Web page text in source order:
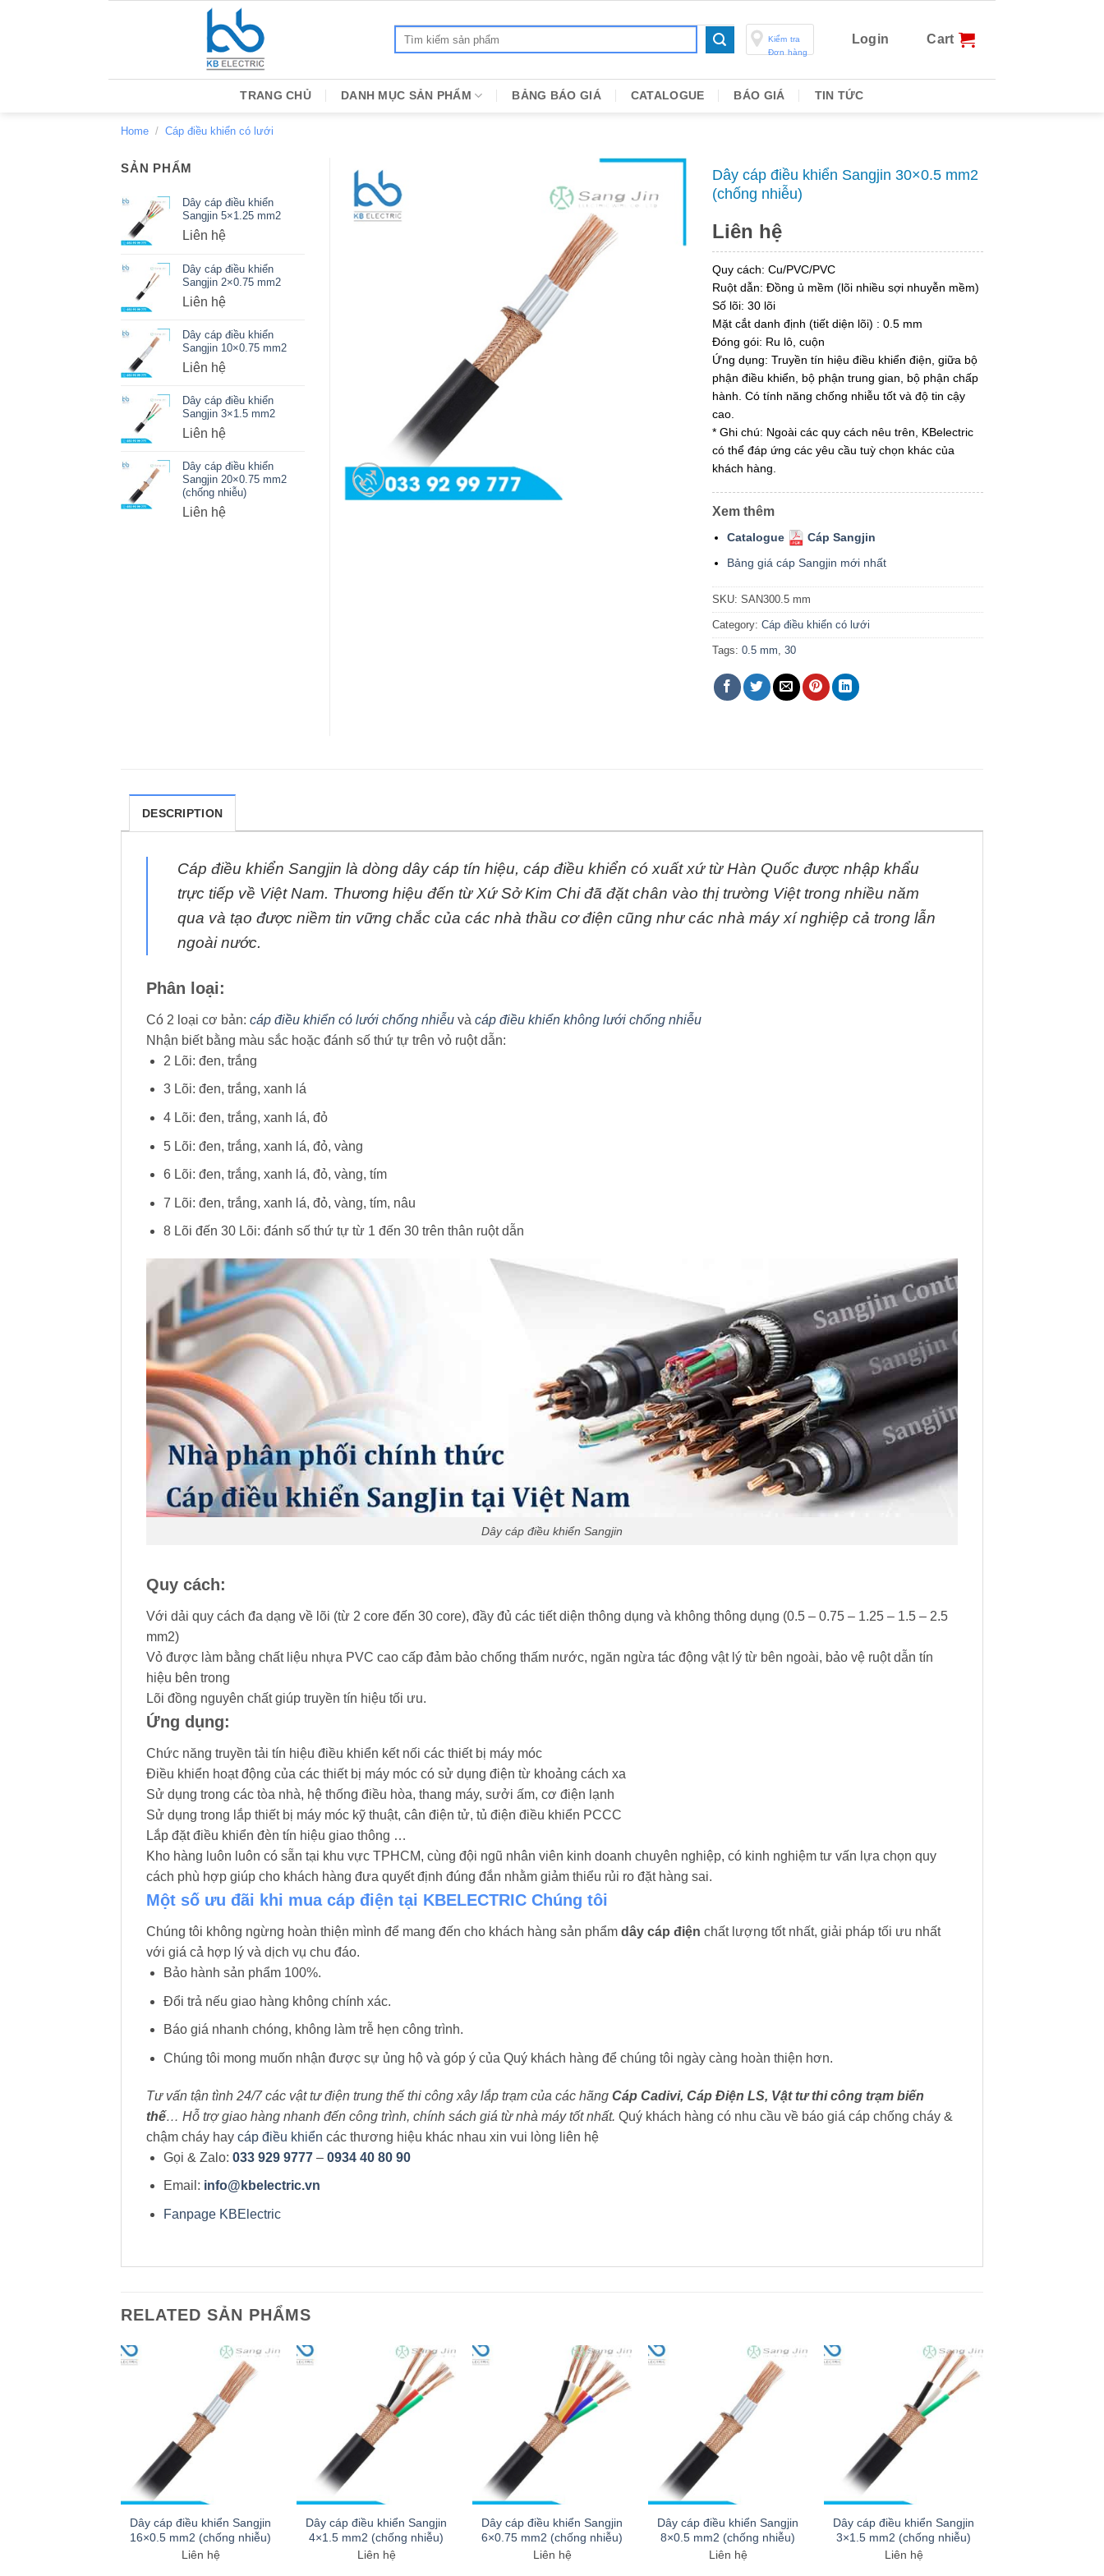
Kiểm tra
Đơn hàng
Login Cart
TRANG CHỦ DANH MỤC SẢN PHẨM BẢNG BÁO GIÁ CATALOGUE BÁO GIÁ TIN TỨC
Home / Cáp điều khiển có lưới
Dây cáp điều khiển Sangjin 30×0.5 mm2
(chống nhiễu)
Liên hệ
Quy cách: Cu/PVC/PVC
Ruột dẫn: Đồng ủ mềm (lõi nhiều sợi nhuyễn mềm)
Số lõi: 30 lõi
Mặt cắt danh định (tiết diện lõi) : 0.5 mm
Đóng gói: Ru lô, cuộn
Ứng dụng: Truyền tín hiệu điều khiển điện, giữa bộ
phận điều khiển, bộ phận trung gian, bộ phận chấp
hành. Có tính năng chống nhiễu tốt và độ tin cậy
cao.
* Ghi chú: Ngoài các quy cách nêu trên, KBelectric
có thể đáp ứng các yêu cầu tuỳ chọn khác của
khách hàng.
Xem thêm
Catalogue
Cáp Sangjin
Bảng giá cáp Sangjin mới nhất
SKU: SAN300.5 mm
Category: Cáp điều khiển có lưới
Tags: 0.5 mm 30
SẢN PHẨM
Dây cáp điều khiển
Sangjin 5×1.25 mm2
Liên hệ
Dây cáp điều khiển
Sangjin 2×0.75 mm2
Liên hệ
Dây cáp điều khiển
Sangjin 10×0.75 mm2
Liên hệ
Dây cáp điều khiển
Sangjin 3×1.5 mm2
Liên hệ
Dây cáp điều khiển
Sangjin 20×0.75 mm2
(chống nhiễu)
Liên hệ
DESCRIPTION
Cáp điều khiển Sangjin là dòng dây cáp tín hiệu, cáp điều khiển có xuất xứ từ Hàn Quốc được nhập khẩu
trực tiếp về Việt Nam. Thương hiệu đến từ Xứ Sở Kim Chi đã đặt chân vào thị trường Việt trong nhiều năm
qua và tạo được niềm tin vững chắc của các nhà thầu cơ điện cũng như các nhà máy xí nghiệp cả trong lẫn
ngoài nước.
Phân loại:
Có 2 loại cơ bản: cáp điều khiển có lưới chống nhiễu và cáp điều khiển không lưới chống nhiễu
Nhận biết bằng màu sắc hoặc đánh số thứ tự trên vỏ ruột dẫn:
2 Lõi: đen, trắng
3 Lõi: đen, trắng, xanh lá
4 Lõi: đen, trắng, xanh lá, đỏ
5 Lõi: đen, trắng, xanh lá, đỏ, vàng
6 Lõi: đen, trắng, xanh lá, đỏ, vàng, tím
7 Lõi: đen, trắng, xanh lá, đỏ, vàng, tím, nâu
8 Lõi đến 30 Lõi: đánh số thứ tự từ 1 đến 30 trên thân ruột dẫn
Dây cáp điều khiển Sangjin
Quy cách:
Với dải quy cách đa dạng về lõi (từ 2 core đến 30 core), đầy đủ các tiết diện thông dụng và không thông dụng (0.5 – 0.75 – 1.25 – 1.5 – 2.5
mm2)
Vỏ được làm bằng chất liệu nhựa PVC cao cấp đảm bảo chống thấm nước, ngăn ngừa tác động vật lý từ bên ngoài, bảo vệ ruột dẫn tín
hiệu bên trong
Lõi đồng nguyên chất giúp truyền tín hiệu tối ưu.
Ứng dụng:
Chức năng truyền tải tín hiệu điều khiển kết nối các thiết bị máy móc
Điều khiển hoạt động của các thiết bị máy móc có sử dụng điện từ khoảng cách xa
Sử dụng trong các tòa nhà, hệ thống điều hòa, thang máy, sưởi ấm, cơ điện lạnh
Sử dụng trong lắp thiết bị máy móc kỹ thuật, cân điện tử, tủ điện điều khiển PCCC
Lắp đặt điều khiển đèn tín hiệu giao thông …
Kho hàng luôn luôn có sẵn tại khu vực TPHCM, cùng đội ngũ nhân viên kinh doanh chuyên nghiệp, có kinh nghiệm tư vấn lựa chọn quy
cách phù hợp giúp cho khách hàng đưa quyết định đúng đắn nhằm giảm thiểu rủi ro đặt hàng sai.
Một số ưu đãi khi mua cáp điện tại KBELECTRIC Chúng tôi
Chúng tôi không ngừng hoàn thiện mình để mang đến cho khách hàng sản phẩm dây cáp điện chất lượng tốt nhất, giải pháp tối ưu nhất
với giá cả hợp lý và dịch vụ chu đáo.
Bảo hành sản phẩm 100%.
Đổi trả nếu giao hàng không chính xác.
Báo giá nhanh chóng, không làm trễ hẹn công trình.
Chúng tôi mong muốn nhận được sự ủng hộ và góp ý của Quý khách hàng để chúng tôi ngày càng hoàn thiện hơn.
Tư vấn tận tình 24/7 các vật tư điện trung thế thi công xây lắp trạm của các hãng Cáp Cadivi, Cáp Điện LS, Vật tư thi công trạm biến
thế… Hỗ trợ giao hàng nhanh đến công trình, chính sách giá từ nhà máy tốt nhất. Quý khách hàng có nhu cầu về báo giá cáp chống cháy &
chậm cháy hay cáp điều khiển các thương hiệu khác nhau xin vui lòng liên hệ
Gọi & Zalo: 033 929 9777 – 0934 40 80 90
Email: info@kbelectric.vn
Fanpage KBElectric
RELATED SẢN PHẨMS
Dây cáp điều khiển Sangjin
16×0.5 mm2 (chống nhiễu)
Liên hệ
Dây cáp điều khiển Sangjin
4×1.5 mm2 (chống nhiễu)
Liên hệ
Dây cáp điều khiển Sangjin
6×0.75 mm2 (chống nhiễu)
Liên hệ
Dây cáp điều khiển Sangjin
8×0.5 mm2 (chống nhiễu)
Liên hệ
Dây cáp điều khiển Sangjin
3×1.5 mm2 (chống nhiễu)
Liên hệ